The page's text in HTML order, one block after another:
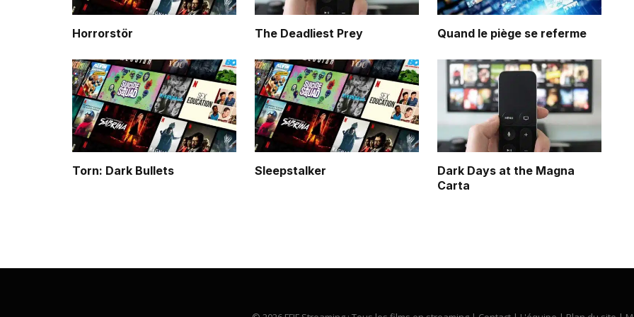
Horrorstör The Deadliest Prey Quand le piège se referme
Torn: Dark Bullets Sleepstalker
Dark Days at the Magna
Carta